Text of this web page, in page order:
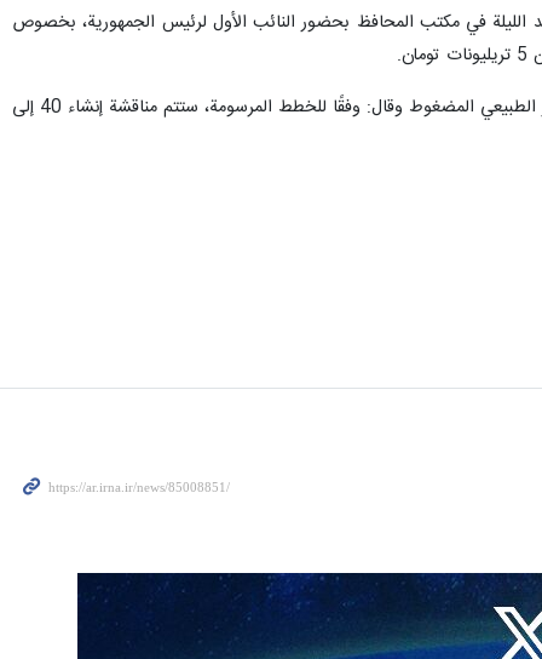
الليلة في مكتب المحافظ بحضور النائب الأول لرئيس الجمهورية، بخصوص
وأكد وزير النفط أن إحدى المشاكل الرئيسية في سيستان وبلوشستان هي نقص المنتجات النفطية ومحطات عرض الغاز الطبيعي المضغوط وقال: وفقًا للخطط المرسومة، ستتم مناقشة إنشاء 40 إلى